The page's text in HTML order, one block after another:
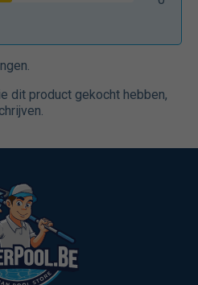
dit product gekocht hebben,